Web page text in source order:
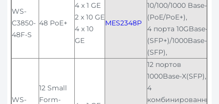
WS-
C3850-
48F-S
48 PoE+
4 x 1 GE
2 x 10 GE
4 x 10
GE
MES2348P
10/100/1000 Base-T
(PoE/PoE+),
4 порта 10GBase-X
(SFP+)/1000Base-X
(SFP),
WS-
12 Small
Form-
12 портов
1000Base-X(SFP),
4
комбинированных